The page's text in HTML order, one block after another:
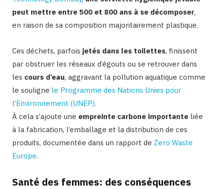
peut mettre entre 500 et 800 ans à se décomposer,
en raison de sa composition majoritairement plastique.
Ces déchets, parfois jetés dans les toilettes, finissent
par obstruer les réseaux d’égouts ou se retrouver dans
les cours d’eau, aggravant la pollution aquatique comme
le souligne le Programme des Nations Unies pour
l’Environnement (UNEP).
À cela s’ajoute une empreinte carbone importante liée
à la fabrication, l’emballage et la distribution de ces
produits, documentée dans un rapport de Zero Waste
Europe.
Santé des femmes: des conséquences